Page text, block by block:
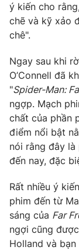
Góc doanh
Truyền hình
Phim VTV
Hậu trường
Nhân vật
Khán giả
Giải sao mai
Điện ảnh
Âm nhạc
Sao
Đời sống
Du lịch
Làm đẹp
Chất lượng
Giáo dục
Tuyển sinh
Học trực tuyến
Công nghệ
Sản phẩm
Thị trường
Tư vấn
Giao lưu trực
Lịch phát
ý kiến cho
chẽ và kỹ xảo
chê".
Ngay sau khi
O’Connell đã
"Spider-Man:
ngợp. Mạch
chất của phần
điểm nổi bật
nói rằng đây
đến nay, đặc
Rất nhiều ý
phim đến từ
sáng của Far
ngợi cũng
Holland và